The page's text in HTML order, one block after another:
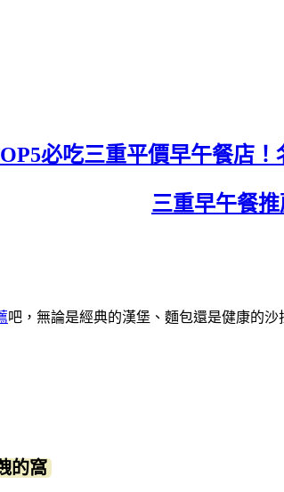
必吃三重平價早午餐店！
三重早午餐推
吧，無論是經典的漢堡、麵包還是健康的
的窩